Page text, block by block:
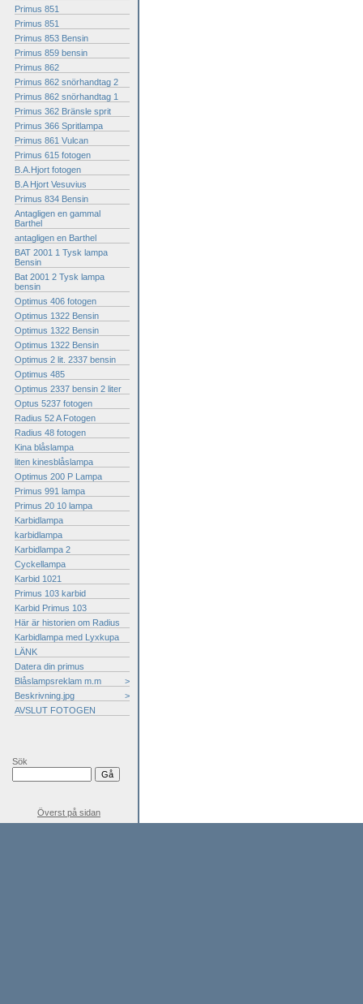
Primus 851
Primus 851
Primus 853 Bensin
Primus 859 bensin
Primus 862
Primus 862 snörhandtag 2
Primus 862 snörhandtag 1
Primus 362 Bränsle sprit
Primus 366 Spritlampa
Primus 861 Vulcan
Primus 615 fotogen
B.A.Hjort fotogen
B.A Hjort Vesuvius
Primus 834 Bensin
Antagligen en gammal
Barthel
antagligen en Barthel
BAT 2001 1 Tysk lampa
Bensin
Bat 2001 2 Tysk lampa
bensin
Optimus 406 fotogen
Optimus 1322 Bensin
Optimus 1322 Bensin
Optimus 1322 Bensin
Optimus 2 lit. 2337 bensin
Optimus 485
Optimus 2337 bensin 2 liter
Optus 5237 fotogen
Radius 52 A Fotogen
Radius 48 fotogen
Kina blåslampa
liten kinesblåslampa
Optimus 200 P Lampa
Primus 991 lampa
Primus 20 10 lampa
Karbidlampa
karbidlampa
Karbidlampa 2
Cyckellampa
Karbid 1021
Primus 103 karbid
Karbid Primus 103
Här är historien om Radius
Karbidlampa med Lyxkupa
LÄNK
Datera din primus
Blåslampsreklam m.m
>
Beskrivning.jpg
>
AVSLUT FOTOGEN
Sök
Överst på sidan